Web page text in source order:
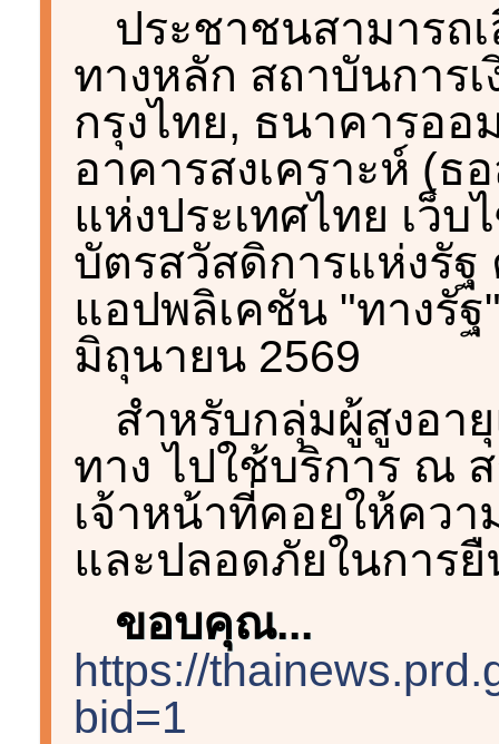
ประชาชนสามารถ
ทางหลัก สถาบันการ
กรุงไทย, ธนาคารอ
อาคารสงเคราะห์ (ธ
แห่งประเทศไทย เว็บ
บัตรสวัสดิการแห่งรัฐ
แอปพลิเคชัน "ทางรั
มิถุนายน 2569
สำหรับกลุ่มผู้สูงอา
ทาง ไปใช้บริการ ณ
เจ้าหน้าที่คอยให้ควา
และปลอดภัยในการ
ขอบคุณ...
https://
bid=1